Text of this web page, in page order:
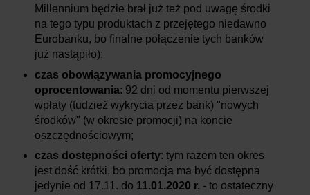
Millennium będzie brał już też pod uwagę środki
na tego typu produktach z przejętego niedawno
Eurobanku, bo finalne połączenie tych banków
już nastąpiło);
czas obowiązywania promocyjnego
oprocentowania: 92 dni od momentu pierwszej
wpłaty (tudzież wykrycia przez bank) "nowych
środków" (w okresie promocji) na koncie
oszczędnościowym;
czas dostępności oferty: tym razem ten okres
jest dość krótki, bo promocja ma być dostępna
jedynie od 17.11. do 11.01.2020 r. - to ostateczny